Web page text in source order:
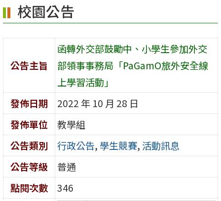
區
校園公告
公告主旨
函轉外交部鼓勵中、小學生參加外交
部領事事務局「PaGamO旅外安全線
上學習活動」
發佈日期
2022 年 10 月 28 日
發佈單位
教學組
公告類別
行政公告, 學生競賽, 活動訊息
公告等級
普通
點閱次數
346